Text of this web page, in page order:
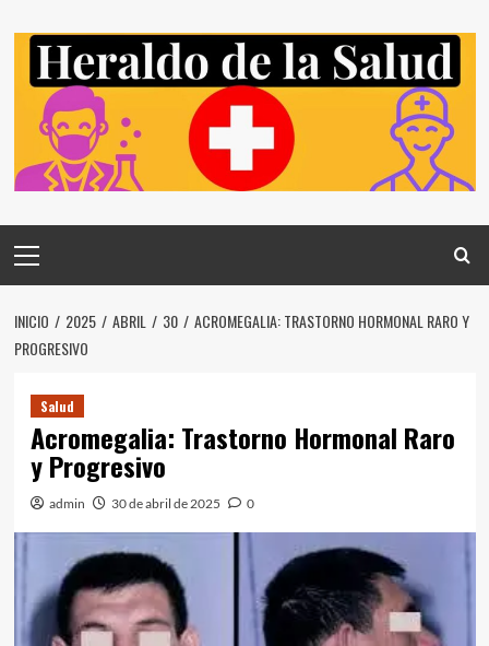
contenido
principal
INICIO 2025 ABRIL 30
ACROMEGALIA: TRASTORNO HORMONAL RARO Y
PROGRESIVO
Salud
Acromegalia: Trastorno Hormonal Raro
y Progresivo
admin 30 de abril de 2025 0